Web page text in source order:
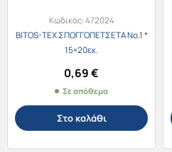
Κωδικός:472024
BITOS-TEX ΣΠΟΓΓΟΠΕΤΣΕΤΑ No.1 *
15×20εκ.
0,69€
Σε απόθεμα
Στο καλάθι